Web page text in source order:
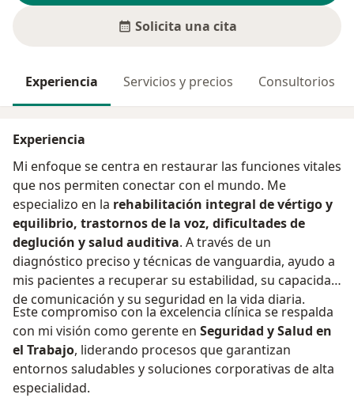
Solicita una cita
Experiencia Servicios y precios Consultorios
Experiencia
Mi enfoque se centra en restaurar las funciones vitales
que nos permiten conectar con el mundo. Me
especializo en la rehabilitación integral de vértigo y
equilibrio, trastornos de la voz, dificultades de
deglución y salud auditiva. A través de un
diagnóstico preciso y técnicas de vanguardia, ayudo a
mis pacientes a recuperar su estabilidad, su capacidad
de comunicación y su seguridad en la vida diaria.
​Este compromiso con la excelencia clínica se respalda
con mi visión como gerente en Seguridad y Salud en
el Trabajo, liderando procesos que garantizan
entornos saludables y soluciones corporativas de alta
especialidad.